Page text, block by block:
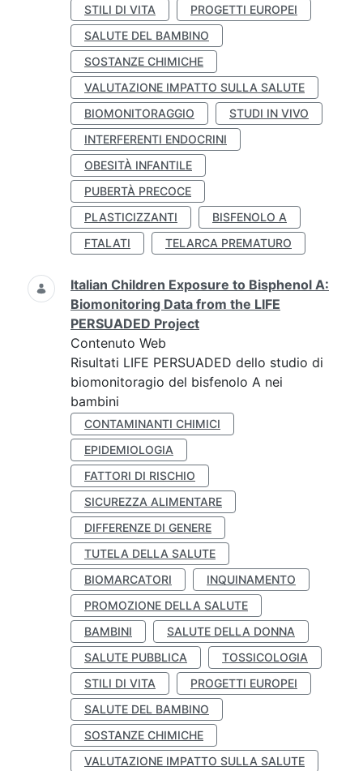
STILI DI VITA
PROGETTI EUROPEI
SALUTE DEL BAMBINO
SOSTANZE CHIMICHE
VALUTAZIONE IMPATTO SULLA SALUTE
BIOMONITORAGGIO
STUDI IN VIVO
INTERFERENTI ENDOCRINI
OBESITÀ INFANTILE
PUBERTÀ PRECOCE
PLASTICIZZANTI
BISFENOLO A
FTALATI
TELARCA PREMATURO
Italian Children Exposure to Bisphenol A:
Biomonitoring Data from the LIFE
PERSUADED Project
Contenuto Web
Risultati LIFE PERSUADED dello studio di
biomonitoragio del bisfenolo A nei
bambini
CONTAMINANTI CHIMICI
EPIDEMIOLOGIA
FATTORI DI RISCHIO
SICUREZZA ALIMENTARE
DIFFERENZE DI GENERE
TUTELA DELLA SALUTE
BIOMARCATORI
INQUINAMENTO
PROMOZIONE DELLA SALUTE
BAMBINI
SALUTE DELLA DONNA
SALUTE PUBBLICA
TOSSICOLOGIA
STILI DI VITA
PROGETTI EUROPEI
SALUTE DEL BAMBINO
SOSTANZE CHIMICHE
VALUTAZIONE IMPATTO SULLA SALUTE